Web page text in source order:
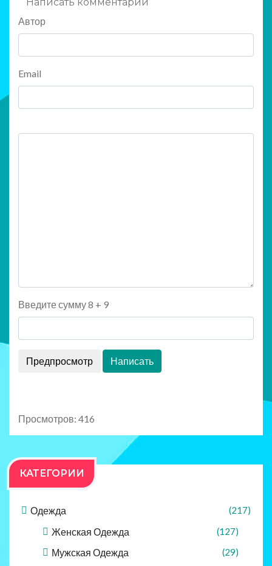
Автор
Email
Введите сумму 8 + 9
Просмотров: 416
КАТЕГОРИИ
Одежда (217)
Женская Одежда (127)
Мужская Одежда (29)